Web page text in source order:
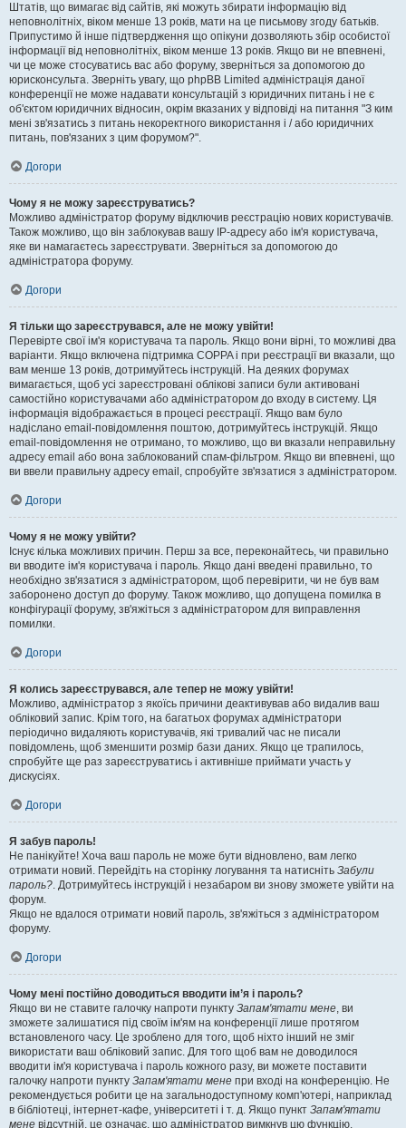
Штатів, що вимагає від сайтів, які можуть збирати інформацію від
неповнолітніх, віком менше 13 років, мати на це письмову згоду батьків.
Припустимо й інше підтвердження що опікуни дозволяють збір особистої
інформації від неповнолітніх, віком менше 13 років. Якщо ви не впевнені,
чи це може стосуватись вас або форуму, зверніться за допомогою до
юрисконсульта. Зверніть увагу, що phpBB Limited адміністрація даної
конференції не може надавати консультацій з юридичних питань і не є
об'єктом юридичних відносин, окрім вказаних у відповіді на питання "З ким
мені зв'язатись з питань некоректного використання і / або юридичних
питань, пов'язаних з цим форумом?".
Догори
Чому я не можу зареєструватись?
Можливо адміністратор форуму відключив реєстрацію нових користувачів.
Також можливо, що він заблокував вашу IP-адресу або ім'я користувача,
яке ви намагаєтесь зареєструвати. Зверніться за допомогою до
адміністратора форуму.
Догори
Я тільки що зареєструвався, але не можу увійти!
Перевірте свої ім'я користувача та пароль. Якщо вони вірні, то можливі два
варіанти. Якщо включена підтримка COPPA і при реєстрації ви вказали, що
вам менше 13 років, дотримуйтесь інструкцій. На деяких форумах
вимагається, щоб усі зареєстровані облікові записи були активовані
самостійно користувачами або адміністратором до входу в систему. Ця
інформація відображається в процесі реєстрації. Якщо вам було
надіслано email-повідомлення поштою, дотримуйтесь інструкцій. Якщо
email-повідомлення не отримано, то можливо, що ви вказали неправильну
адресу email або вона заблокований спам-фільтром. Якщо ви впевнені, що
ви ввели правильну адресу email, спробуйте зв'язатися з адміністратором.
Догори
Чому я не можу увійти?
Існує кілька можливих причин. Перш за все, переконайтесь, чи правильно
ви вводите ім'я користувача і пароль. Якщо дані введені правильно, то
необхідно зв'язатися з адміністратором, щоб перевірити, чи не був вам
заборонено доступ до форуму. Також можливо, що допущена помилка в
конфігурації форуму, зв'яжіться з адміністратором для виправлення
помилки.
Догори
Я колись зареєструвався, але тепер не можу увійти!
Можливо, адміністратор з якоїсь причини деактивував або видалив ваш
обліковий запис. Крім того, на багатьох форумах адміністратори
періодично видаляють користувачів, які тривалий час не писали
повідомлень, щоб зменшити розмір бази даних. Якщо це трапилось,
спробуйте ще раз зареєструватись і активніше приймати участь у
дискусіях.
Догори
Я забув пароль!
Не панікуйте! Хоча ваш пароль не може бути відновлено, вам легко
отримати новий. Перейдіть на сторінку логування та натисніть Забули
пароль?. Дотримуйтесь інструкцій і незабаром ви знову зможете увійти на
форум.
Якщо не вдалося отримати новий пароль, зв'яжіться з адміністратором
форуму.
Догори
Чому мені постійно доводиться вводити ім’я і пароль?
Якщо ви не ставите галочку напроти пункту Запам'ятати мене, ви
зможете залишатися під своїм ім'ям на конференції лише протягом
встановленого часу. Це зроблено для того, щоб ніхто інший не зміг
використати ваш обліковий запис. Для того щоб вам не доводилося
вводити ім'я користувача і пароль кожного разу, ви можете поставити
галочку напроти пункту Запам'ятати мене при вході на конференцію. Не
рекомендується робити це на загальнодоступному комп'ютері, наприклад
в бібліотеці, інтернет-кафе, університеті і т. д. Якщо пункт Запам'ятати
мене відсутній, це означає, що адміністратор вимкнув цю функцію.